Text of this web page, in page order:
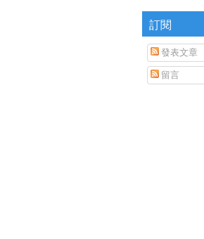
訂閱
發表文章
留言